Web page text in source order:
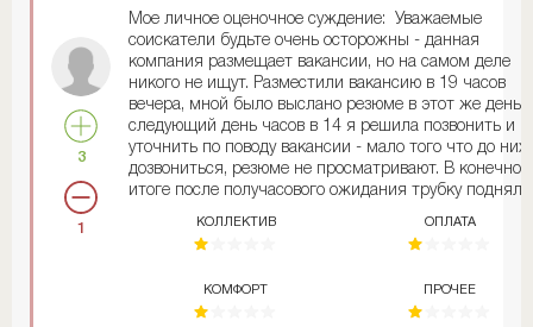
3
1
Мое личное оценочное суждение: Уважаемые
соискатели будьте очень осторожны - данная
компания размещает вакансии, но на самом деле
никого не ищут. Разместили вакансию в 19 часов
вечера, мной было выслано резюме в этот же день,
следующий день часов в 14 я решила позвонить и
уточнить по поводу вакансии - мало того что до них
дозвониться, резюме не просматривают. В конечном
итоге после получасового ожидания трубку подняла
быть закрыта вакансия которая размещена была
меньше суток назад? Причем я довольно таки давно
периодически обновляют свои объявления, а какие
впервые зарегистрировали новую вакансию. На
КОЛЛЕКТИВ
КОМФОРТ
ОПЛАТА
ПРОЧЕЕ